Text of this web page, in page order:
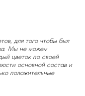
для того чтобы был
Мы не можем
цветок по своей
основной состав и
положительные